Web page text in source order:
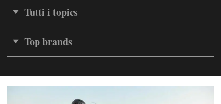
Tutti i topics
Top brands